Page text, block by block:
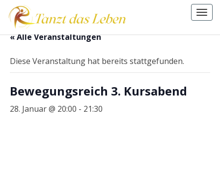
.
« Alle Veranstaltungen
Diese Veranstaltung hat bereits stattgefunden.
Bewegungsreich 3. Kursabend
28. Januar @ 20:00 - 21:30